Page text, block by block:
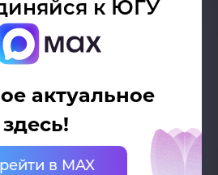
к ЮГУ
актуальное
здесь!
в MAX